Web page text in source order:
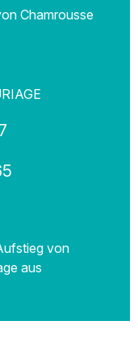
Chamrousse
von
aus